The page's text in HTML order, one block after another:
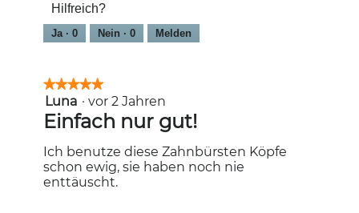
5
Hilfreich?
Ja · 0 Nein · 0 Melden
★★★★★
★★★★★
5
von
5
Sternen.
Luna · vor 2 Jahren
Einfach nur gut!
Ich benutze diese Zahnbürsten Köpfe
schon ewig, sie haben noch nie
enttäuscht.